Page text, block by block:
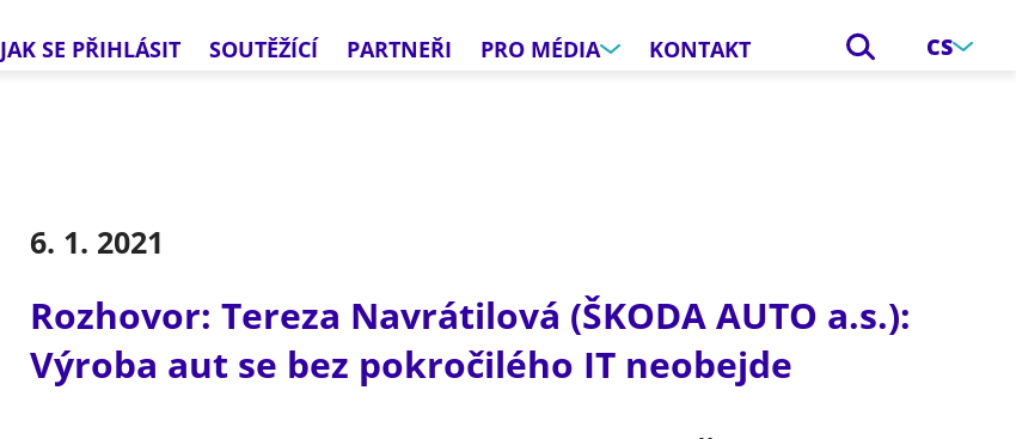
JAK SE PŘIHLÁSIT SOUTĚŽÍCÍ PARTNEŘI PRO MÉDIA KONTAKT CS
6. 1. 2021
Rozhovor: Tereza Navrátilová (ŠKODA AUTO a.s.):
Výroba aut se bez pokročilého IT neobejde